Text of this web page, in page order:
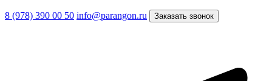
8 (978) 390 00 50 info@parangon.ru Заказать звонок